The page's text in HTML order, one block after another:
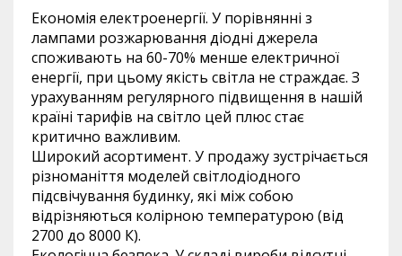
Економія електроенергії. У порівнянні з
лампами розжарювання діодні джерела
споживають на 60-70% менше електричної
енергії, при цьому якість світла не страждає. З
урахуванням регулярного підвищення в нашій
країні тарифів на світло цей плюс стає
критично важливим.
Широкий асортимент. У продажу зустрічається
різноманіття моделей світлодіодного
підсвічування будинку, які між собою
відрізняються колірною температурою (від
2700 до 8000 К).